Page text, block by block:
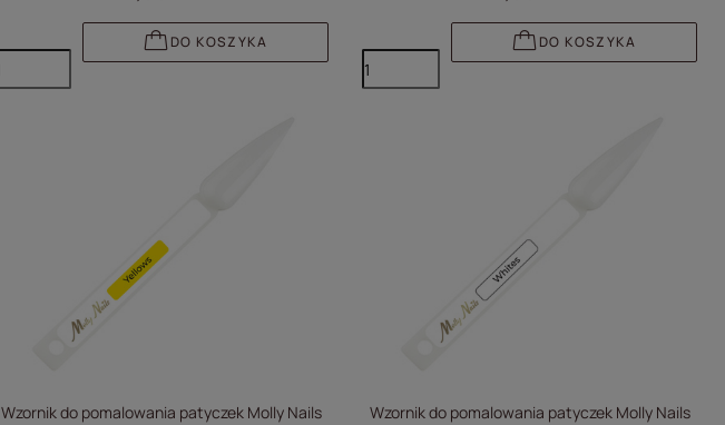
DO KOSZYKA DO KOSZYKA
Wzornik do pomalowania patyczek Molly Nails
Wzornik do pomalowania patyczek Molly Nails